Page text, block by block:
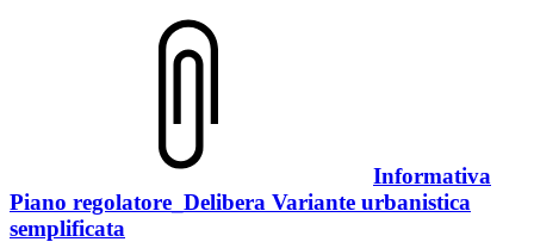
Informativa
Piano regolatore_Delibera Variante urbanistica
semplificata